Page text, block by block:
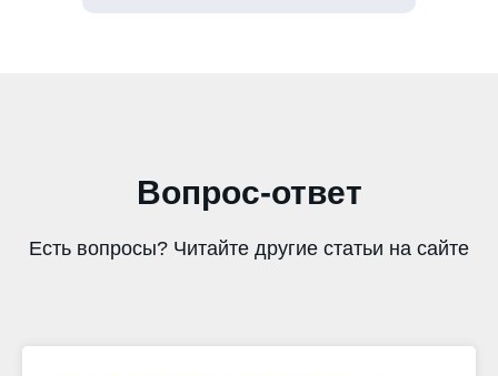
Вопрос-ответ
Есть вопросы? Читайте другие статьи на сайте